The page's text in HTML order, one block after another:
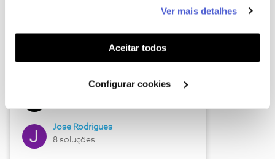
funcionalidades (cookies de personalização e
funcionalidade) e adaptar anúncios aos seus interesses
(cookies de publicidade personalizada). Pode gerir a
utilização dos cookies clicando em "Configurar
Ver mais detalhes
Aceitar todos
Configurar cookies
Hall of Fame de junho
Jose Rodrigues
8 soluções